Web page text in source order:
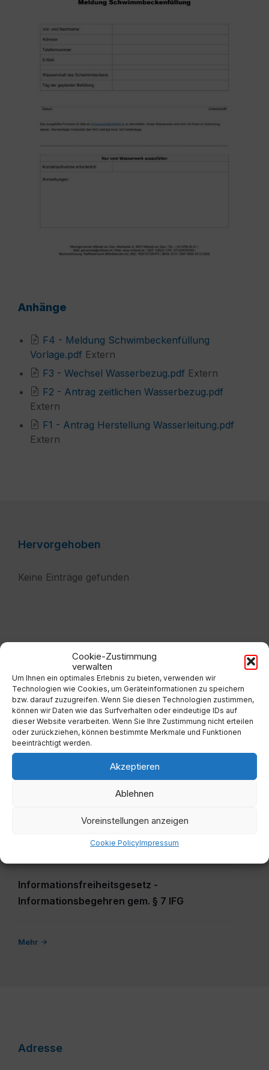
Cookie-Zustimmung
verwalten
Um Ihnen ein optimales Erlebnis zu bieten, verwenden wir
Technologien wie Cookies, um Geräteinformationen zu speichern
bzw. darauf zuzugreifen. Wenn Sie diesen Technologien zustimmen,
können wir Daten wie das Surfverhalten oder eindeutige IDs auf
dieser Website verarbeiten. Wenn Sie Ihre Zustimmung nicht erteilen
oder zurückziehen, können bestimmte Merkmale und Funktionen
beeinträchtigt werden.
Akzeptieren
Ablehnen
Voreinstellungen anzeigen
Cookie PolicyImpressum
Anhänge
F4 - Meldung Schwimbeckenfüllung
Vorlage.pdf File
extension:
Extern
F3 - Wechsel Wasserbezug.pdf File
extension:
pdf
Extern
F2 - Antrag zeitlichen Wasserbezug.pdfFile
pdf
Extern
F1 - Antrag Herstellung Wasserleitung.pdfFile
Extern
Hervorgehoben
Keine Einträge gefunden
Services
Abfallwirtschaftsverband
Jahresplan Müll 2026
Veranstaltung - Ansuchen
Informationsfreiheitsgesetz -
Informationsbegehren gem. § 7 IFG
Mehr
Adresse